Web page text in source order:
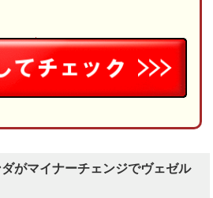
ダがマイナーチェンジでヴェゼル